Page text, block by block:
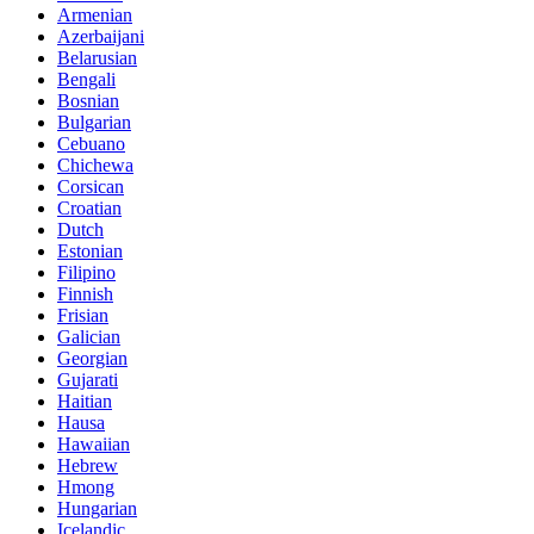
Armenian
Azerbaijani
Belarusian
Bengali
Bosnian
Bulgarian
Cebuano
Chichewa
Corsican
Croatian
Dutch
Estonian
Filipino
Finnish
Frisian
Galician
Georgian
Gujarati
Haitian
Hausa
Hawaiian
Hebrew
Hmong
Hungarian